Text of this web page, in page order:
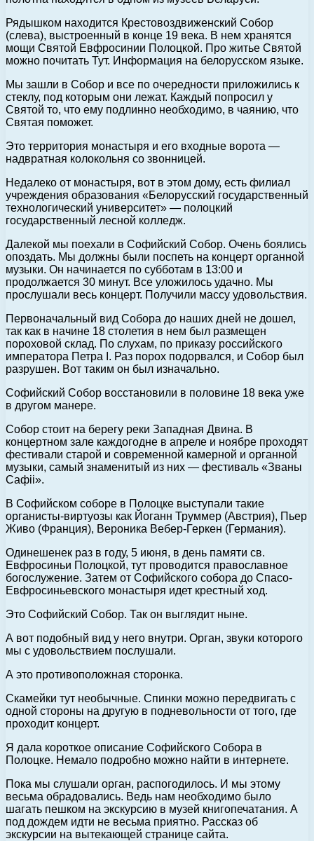
Рядышком находится Крестовоздвиженский Собор
(слева), выстроенный в конце 19 века. В нем хранятся
мощи Святой Евфросинии Полоцкой. Про житье Святой
можно почитать Тут. Информация на белорусском языке.
Мы зашли в Собор и все по очередности приложились к
стеклу, под которым они лежат. Каждый попросил у
Святой то, что ему подлинно необходимо, в чаянию, что
Святая поможет.
Это территория монастыря и его входные ворота —
надвратная колокольня со звонницей.
Недалеко от монастыря, вот в этом дому, есть филиал
учреждения образования «Белорусский государственный
технологический университет» — полоцкий
государственный лесной колледж.
Далекой мы поехали в Софийский Собор. Очень боялись
опоздать. Мы должны были поспеть на концерт органной
музыки. Он начинается по субботам в 13:00 и
продолжается 30 минут. Все уложилось удачно. Мы
прослушали весь концерт. Получили массу удовольствия.
Первоначальный вид Собора до наших дней не дошел,
так как в начине 18 столетия в нем был размещен
пороховой склад. По слухам, по приказу российского
императора Петра I. Раз порох подорвался, и Собор был
разрушен. Вот таким он был изначально.
Софийский Собор восстановили в половине 18 века уже
в другом манере.
Собор стоит на берегу реки Западная Двина. В
концертном зале каждогодне в апреле и ноябре проходят
фестивали старой и современной камерной и органной
музыки, самый знаменитый из них — фестиваль «Званы
Сафii».
В Софийском соборе в Полоцке выступали такие
органисты-виртуозы как Йоганн Труммер (Австрия), Пьер
Живо (Франция), Вероника Вебер-Геркен (Германия).
Одинешенек раз в году, 5 июня, в день памяти св.
Евфросиньи Полоцкой, тут проводится православное
богослужение. Затем от Софийского собора до Спасо-
Евфросиньевского монастыря идет крестный ход.
Это Софийский Собор. Так он выглядит ныне.
А вот подобный вид у него внутри. Орган, звуки которого
мы с удовольствием послушали.
А это противоположная сторонка.
Скамейки тут необычные. Спинки можно передвигать с
одной стороны на другую в подневольности от того, где
проходит концерт.
Я дала короткое описание Софийского Собора в
Полоцке. Немало подробно можно найти в интернете.
Пока мы слушали орган, распогодилось. И мы этому
весьма обрадовались. Ведь нам необходимо было
шагать пешком на экскурсию в музей книгопечатания. А
под дождем идти не весьма приятно. Рассказ об
экскурсии на вытекающей странице сайта.